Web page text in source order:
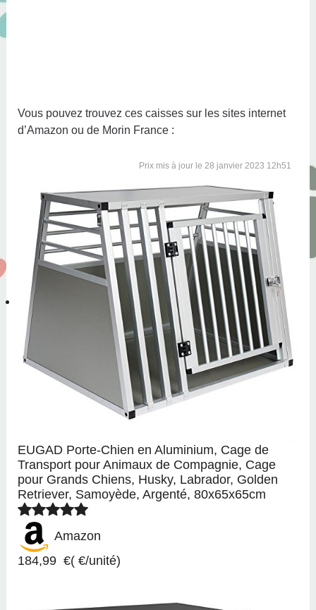
Vous pouvez trouvez ces caisses sur les sites internet
d’Amazon ou de Morin France :
28 janvier 2023 12h51
EUGAD Porte-Chien en Aluminium, Cage de
Transport pour Animaux de Compagnie, Cage
pour Grands Chiens, Husky, Labrador, Golden
Retriever, Samoyède, Argenté, 80x65x65cm
Amazon
184,99 €( €/unité)